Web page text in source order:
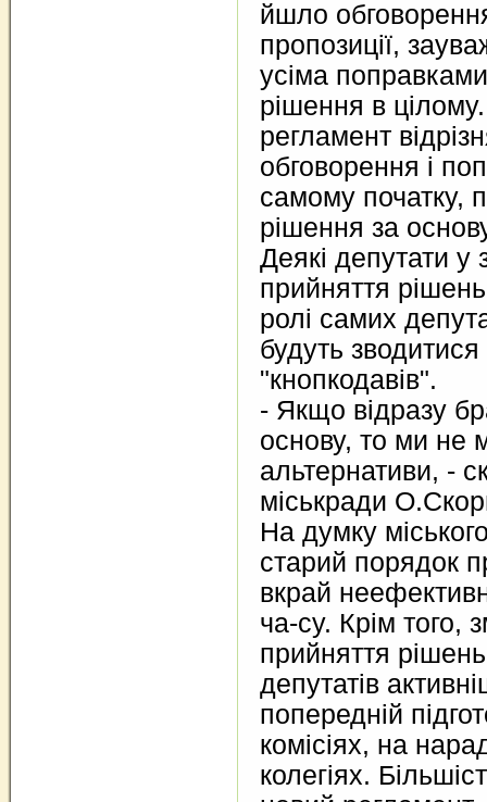
йшло
пропозиції,
усіма
рішення в
регламент
обговорення і
самому початку,
рішення за
Деякі депутати у
прийняття
ролі самих
будуть
"кнопкодавів".
- Якщо відразу
основу, то ми не
альтернативи, -
міськради
На думку
старий порядок
вкрай
ча-су. Крім того,
прийняття
депутатів
попередній
комісіях, на
колегіях.